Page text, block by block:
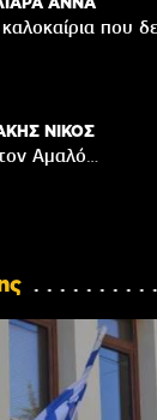
που
ΝΙΚΟΣ
Αμαλό…